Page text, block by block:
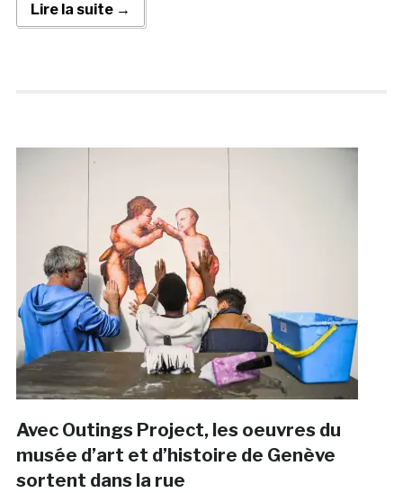
Lire la suite →
Avec Outings Project, les oeuvres du
musée d’art et d’histoire de Genève
sortent dans la rue